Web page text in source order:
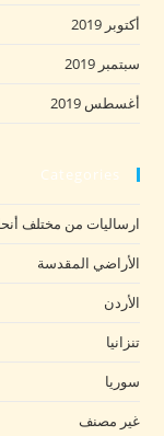
أكتوبر 2019
سبتمبر 2019
أغسطس 2019
Categories
ارساليات من مختلف
الأراضي المقدسة
الأردن
تنزانيا
سوريا
غير مصنف